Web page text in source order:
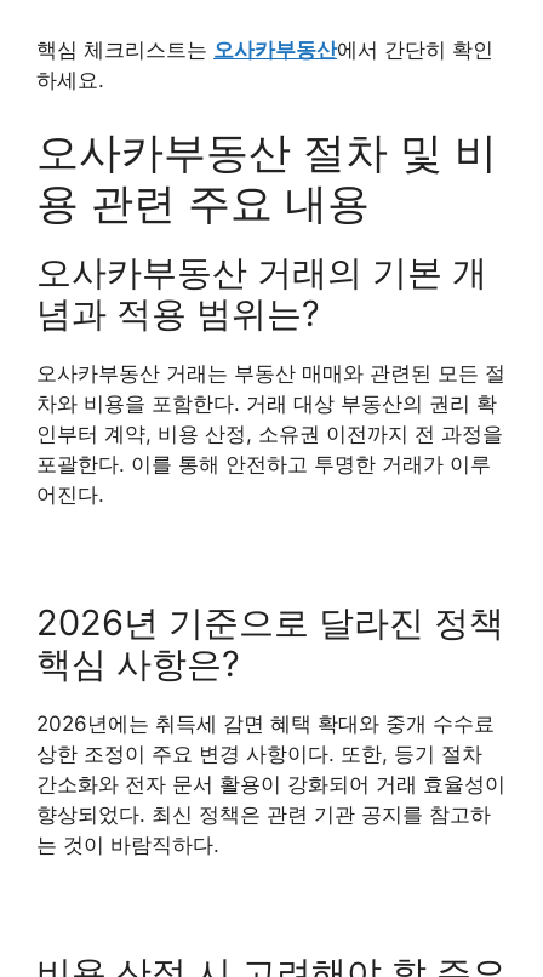
핵심 체크리스트는 오사카부동산에서 간단히 확인
하세요.
오사카부동산 절차 및 비
용 관련 주요 내용
오사카부동산 거래의 기본 개
념과 적용 범위는?
오사카부동산 거래는 부동산 매매와 관련된 모든 절
차와 비용을 포함한다. 거래 대상 부동산의 권리 확
인부터 계약, 비용 산정, 소유권 이전까지 전 과정을
포괄한다. 이를 통해 안전하고 투명한 거래가 이루
어진다.
2026년 기준으로 달라진 정책
핵심 사항은?
2026년에는 취득세 감면 혜택 확대와 중개 수수료
상한 조정이 주요 변경 사항이다. 또한, 등기 절차
간소화와 전자 문서 활용이 강화되어 거래 효율성이
향상되었다. 최신 정책은 관련 기관 공지를 참고하
는 것이 바람직하다.